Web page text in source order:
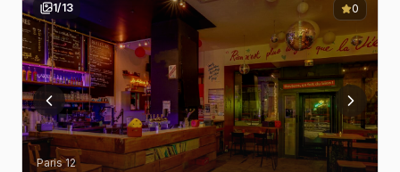
1/13 0
Paris 12